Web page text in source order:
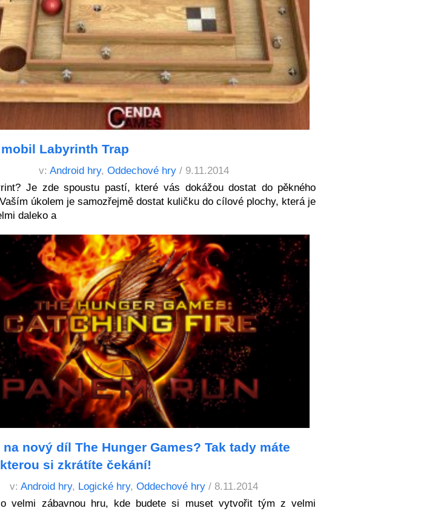
Labyrinth Trap
v: Android hry, Oddechové hry / 9.11.2014
Je zde spoustu pastí, které vás dokážou dostat do pěkného
úkolem je samozřejmě dostat kuličku do cílové plochy, která je
daleko a
na nový díl The Hunger Games? Tak tady máte
si zkrátíte čekání!
v: Android hry, Logické hry, Oddechové hry / 8.11.2014
velmi zábavnou hru, kde budete si muset vytvořit tým z velmi